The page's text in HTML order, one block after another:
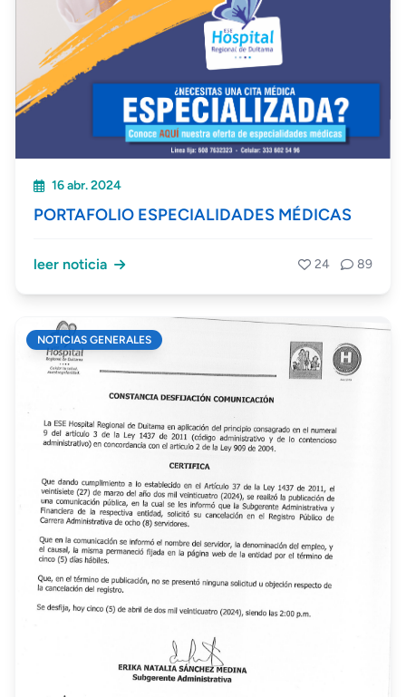
16 abr. 2024
PORTAFOLIO ESPECIALIDADES MÉDICAS
leer noticia 24 89
NOTICIAS GENERALES